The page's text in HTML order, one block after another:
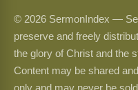
© 2026 SermonIndex —
preserve and freely
the glory of Christ and the
Content may be shared